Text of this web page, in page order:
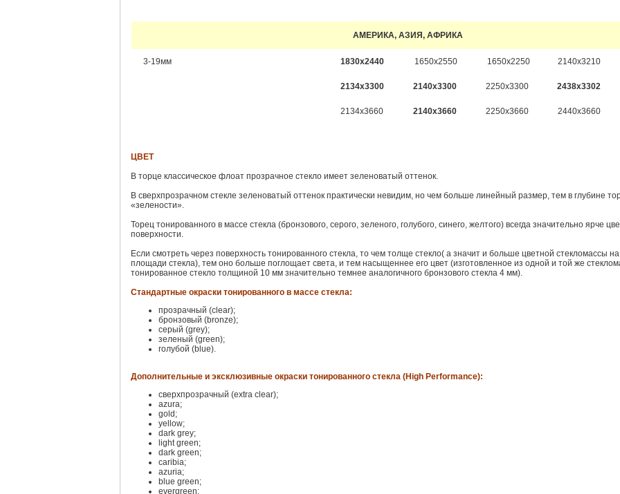
АМЕРИКА, АЗИЯ, АФРИКА
3-19мм 1830х2440 1650х2550 1650х2250 2140х3210
2134х3300 2140х3300 2250х3300 2438х3302
2134х3660 2140х3660 2250х3660 2440х3660
ЦВЕТ
В торце классическое флоат прозрачное стекло имеет зеленоватый оттенок.
В сверхпрозрачном стекле зеленоватый оттенок практически невидим, но чем больше линейный размер, тем в глубине
«зелености».
Торец тонированного в массе стекла (бронзового, серого, зеленого, голубого, синего, желтого) всегда значительно ярче
поверхности.
Если смотреть через поверхность тонированного стекла, то чем толще стекло( а значит и больше цветной стекломассы
площади стекла), тем оно больше поглощает света, и тем насыщеннее его цвет (изготовленное из одной и той же
тонированное стекло толщиной 10 мм значительно темнее аналогичного бронзового стекла 4 мм).
Стандартные окраски тонированного в массе стекла:
прозрачный (clear);
бронзовый (bronze);
серый (grey);
зеленый (green);
голубой (blue).
Дополнительные и эксклюзивные окраски тонированного стекла (High Performance):
сверхпрозрачный (extra clear);
azura;
gold;
yellow;
dark grey;
light green;
dark green;
caribia;
azuria;
blue green;
evergreen;